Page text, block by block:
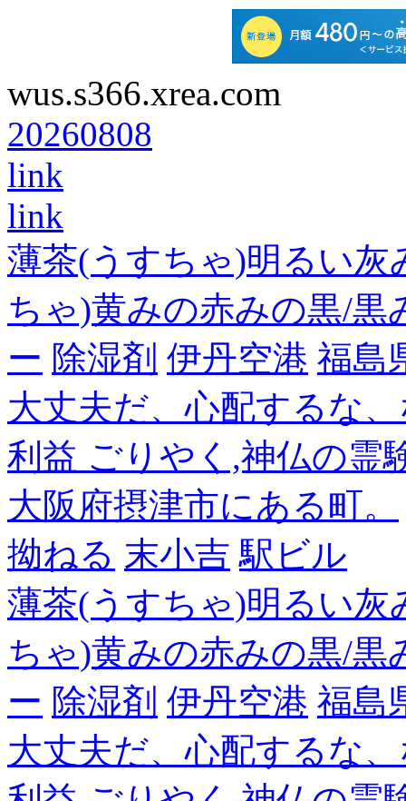
wus.s366.xrea.com
20260808
link
link
薄茶(うすちゃ)明るい灰
ちゃ)黄みの赤みの黒/黒
ー 除湿剤 伊丹空港 福島
大丈夫だ、心配するな
利益 ごりやく,神仏の霊
大阪府摂津市にある町。
拗ねる 末小吉 駅ビル
薄茶(うすちゃ)明るい灰
ちゃ)黄みの赤みの黒/黒
ー 除湿剤 伊丹空港 福島
大丈夫だ、心配するな